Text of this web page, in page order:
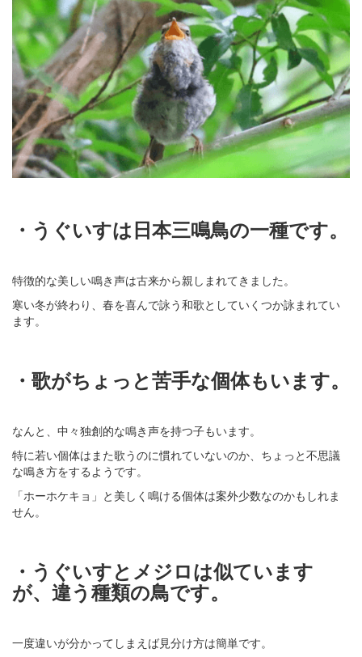
・うぐいすは日本三鳴鳥の一種です。
特徴的な美しい鳴き声は古来から親しまれてきました。
寒い冬が終わり、春を喜んで詠う和歌としていくつか詠まれてい
ます。
・歌がちょっと苦手な個体もいます。
なんと、中々独創的な鳴き声を持つ子もいます。
特に若い個体はまた歌うのに慣れていないのか、ちょっと不思議
な鳴き方をするようです。
「ホーホケキョ」と美しく鳴ける個体は案外少数なのかもしれま
せん。
・うぐいすとメジロは似ています
が、違う種類の鳥です。
一度違いが分かってしまえば見分け方は簡単です。